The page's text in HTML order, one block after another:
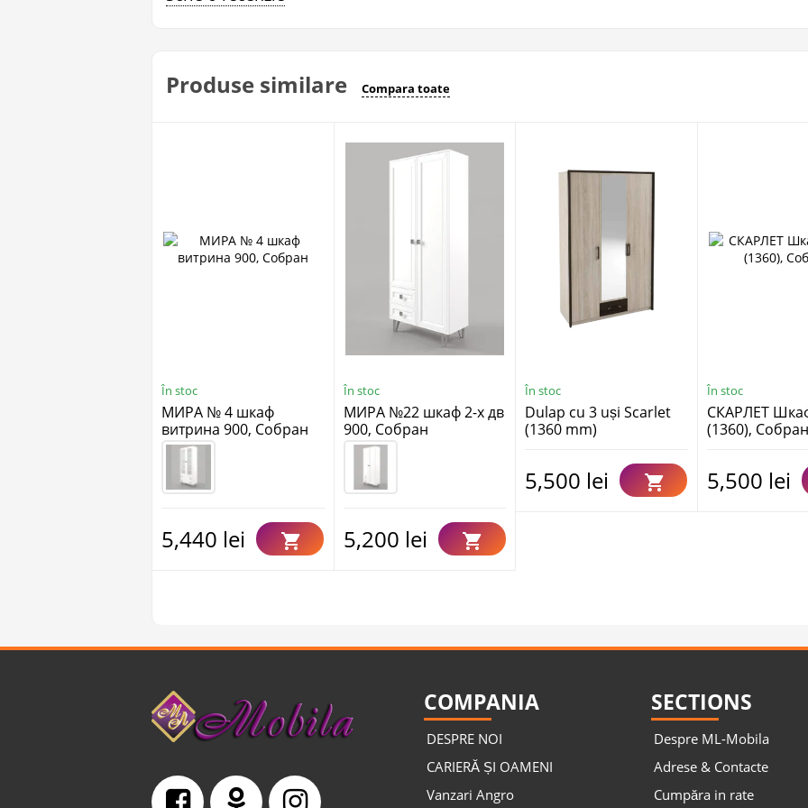
Produse similare Compara toate
În stoc
МИРА № 4 шкаф
витрина 900, Собран
5,440 lei
În stoc
МИРА №22 шкаф 2-х дв
900, Собран
5,200 lei
În stoc
Dulap cu 3 uși Scarlet
(1360 mm)
5,500 lei
În stoc
СКАРЛЕТ
(1360), Собран
5,500 lei
COMPANIA
DESPRE NOI
CARIERĂ ȘI OAMENI
Vanzari Angro
SECTIONS
Despre ML-Mobila
Adrese & Contacte
Cumpăra in rate